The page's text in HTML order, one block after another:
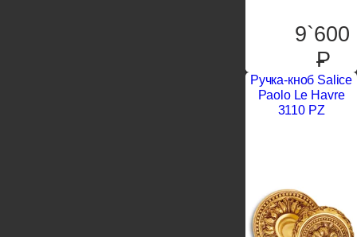
9`600
P
Ручка-кноб Salice
Paolo Le Havre
3110 PZ